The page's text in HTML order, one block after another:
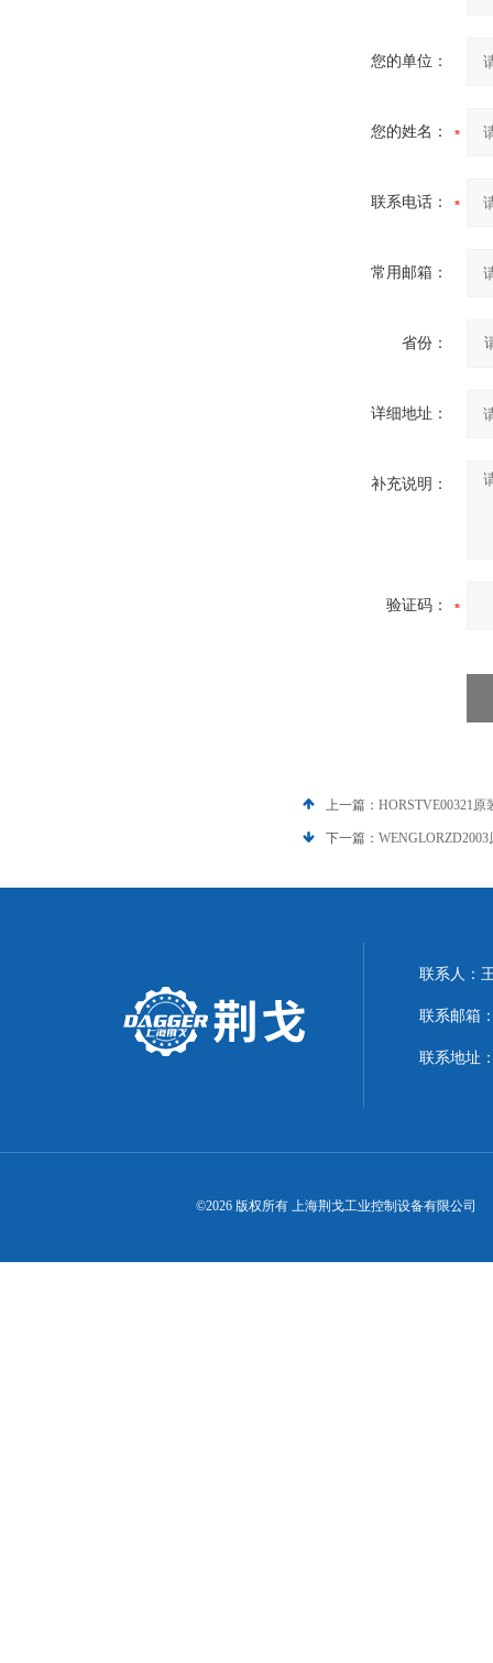
您的单位：
您的姓名：
联系电话：
常用邮箱：
省份：
详细地址：
补充说明：
验证码：
上一篇： HORSTVE00321原
下一篇：
联系人：
联系邮箱
联系地址
©2026 版权所有 上海荆戈工业控制设备有限公司